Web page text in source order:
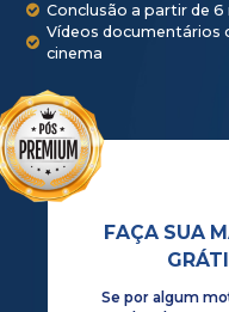
Curso
Convênios para
Conclusão a
Vídeos
cinema